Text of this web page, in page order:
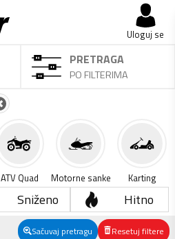
Uloguj se
PRETRAGA
PO FILTERIMA
ATV Quad Motorne sanke Karting
Sniženo Hitno
Sačuvaj pretragu Resetuj filtere